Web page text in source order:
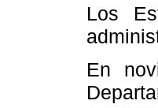
Los
En